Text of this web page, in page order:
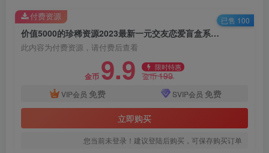
价值5000的珍稀资源2023最新一元交友恋爱盲盒系统源码附搭建教程
此内容为付费资源，请付费后查看
金币 9.9 限时特惠
金币199
VIP会员 免费 SVIP会员 免费
立即购买
您当前未登录！建议登陆后购买，可保存购买订单
付费资源 已售 100